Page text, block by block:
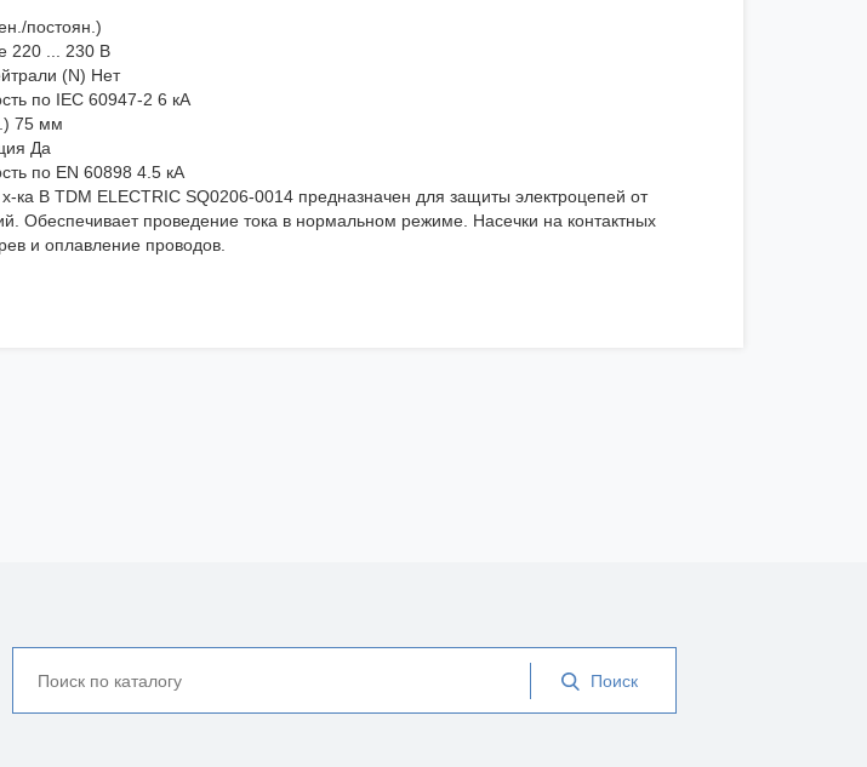
постоян.)
220 ... 230 В
(N) Нет
по IEC 60947-2 6 кА
75 мм
Да
по EN 60898 4.5 кА
ка В TDM ELECTRIC SQ0206-0014 предназначен для защиты электроцепей от
Обеспечивает проведение тока в нормальном режиме. Насечки на контактных
и оплавление проводов.